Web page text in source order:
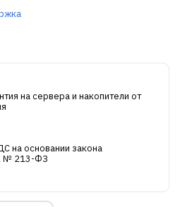
на сервера и накопители от
на основании закона
№ 213-ФЗ